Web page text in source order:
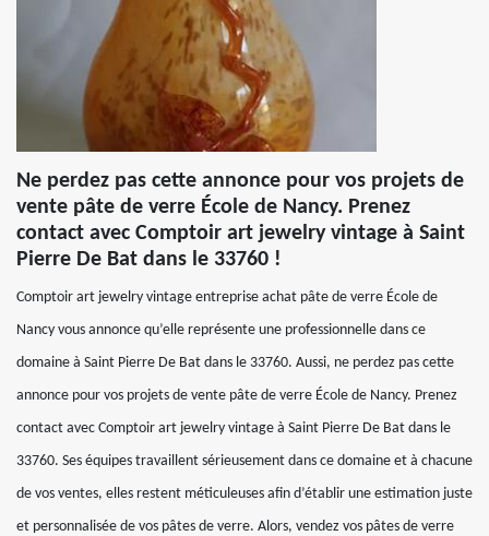
Ne perdez pas cette annonce pour vos projets de
vente pâte de verre École de Nancy. Prenez
contact avec Comptoir art jewelry vintage à Saint
Pierre De Bat dans le 33760 !
Comptoir art jewelry vintage entreprise achat pâte de verre École de
Nancy vous annonce qu’elle représente une professionnelle dans ce
domaine à Saint Pierre De Bat dans le 33760. Aussi, ne perdez pas cette
annonce pour vos projets de vente pâte de verre École de Nancy. Prenez
contact avec Comptoir art jewelry vintage à Saint Pierre De Bat dans le
33760. Ses équipes travaillent sérieusement dans ce domaine et à chacune
de vos ventes, elles restent méticuleuses afin d’établir une estimation juste
et personnalisée de vos pâtes de verre. Alors, vendez vos pâtes de verre